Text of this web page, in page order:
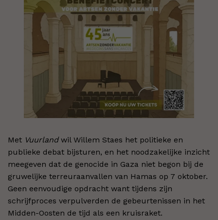
Met Vuurlandwil Willem Staes het politieke en
publieke debat bijsturen, en het noodzakelijke inzicht
meegeven dat de genocide in Gaza niet begon bij de
gruwelijke terreuraanvallen van Hamas op 7 oktober.
Geen eenvoudige opdracht want tijdens zijn
schrijfproces verpulverden de gebeurtenissen in het
Midden-Oosten de tijd als een kruisraket.